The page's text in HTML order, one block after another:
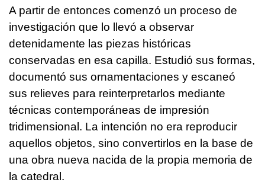
A partir de entonces comenzó un proceso de
investigación que lo llevó a observar
detenidamente las piezas históricas
conservadas en esa capilla. Estudió sus formas,
documentó sus ornamentaciones y escaneó
sus relieves para reinterpretarlos mediante
técnicas contemporáneas de impresión
tridimensional. La intención no era reproducir
aquellos objetos, sino convertirlos en la base de
una obra nueva nacida de la propia memoria de
la catedral.